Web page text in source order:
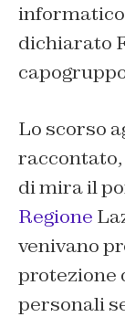
informatico
dichiarato
Lo scorso
di mira il
Regione
venivano
protezione
personali